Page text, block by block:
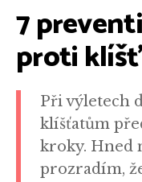
7
proti
Při výletech
klíšťatům
kroky. Hned
prozradím,